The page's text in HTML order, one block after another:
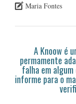
Maria Fontes
A Knoow é
permamente
falha em algum
informe para o